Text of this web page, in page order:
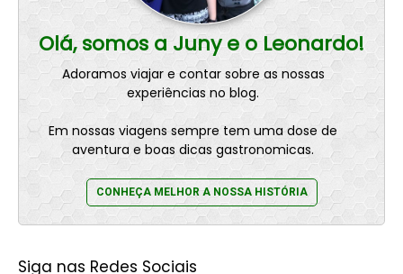
Olá, somos a Juny e o Leonardo!
Adoramos viajar e contar sobre as nossas
experiências no blog.
Em nossas viagens sempre tem uma dose de
aventura e boas dicas gastronomicas.
CONHEÇA MELHOR A NOSSA HISTÓRIA
Siga nas Redes Sociais